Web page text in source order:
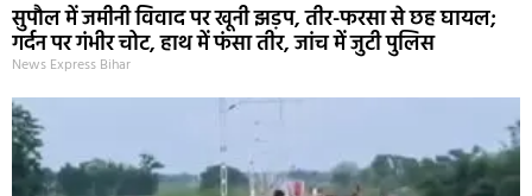
सुपौल में जमीनी विवाद पर खूनी झड़प, तीर-फरसा से छह घायल;
गर्दन पर गंभीर चोट, हाथ में फंसा तीर, जांच में जुटी पुलिस
News Express Bihar